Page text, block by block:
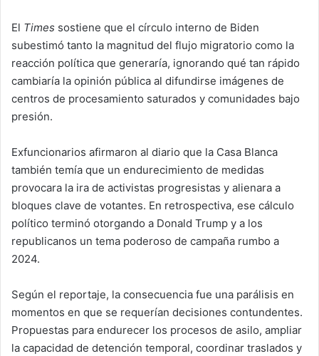
El Times sostiene que el círculo interno de Biden
subestimó tanto la magnitud del flujo migratorio como la
reacción política que generaría, ignorando qué tan rápido
cambiaría la opinión pública al difundirse imágenes de
centros de procesamiento saturados y comunidades bajo
presión.
Exfuncionarios afirmaron al diario que la Casa Blanca
también temía que un endurecimiento de medidas
provocara la ira de activistas progresistas y alienara a
bloques clave de votantes. En retrospectiva, ese cálculo
político terminó otorgando a Donald Trump y a los
republicanos un tema poderoso de campaña rumbo a
2024.
Según el reportaje, la consecuencia fue una parálisis en
momentos en que se requerían decisiones contundentes.
Propuestas para endurecer los procesos de asilo, ampliar
la capacidad de detención temporal, coordinar traslados y